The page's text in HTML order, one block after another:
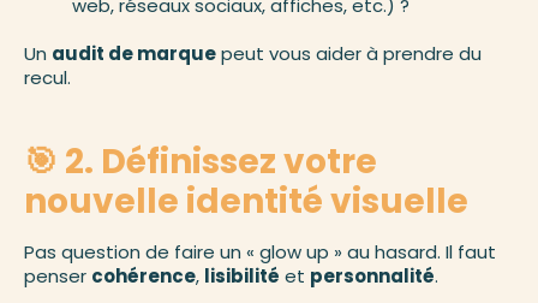
web, réseaux sociaux, affiches, etc.) ?
Un audit de marquepeut vous aider à prendre du
recul.
🎯 2. Définissez votre
nouvelle identité visuelle
Pas question de faire un « glow up » au hasard. Il faut
penser cohérence, lisibilité et personnalité.